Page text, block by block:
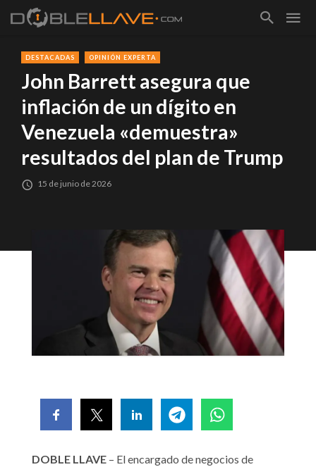
DESTACADAS OPINIÓN EXPERTA
John Barrett asegura que
inflación de un dígito en
Venezuela «demuestra»
resultados del plan de Trump
15 de junio de 2026
DOBLE LLAVE – El encargado de negocios de